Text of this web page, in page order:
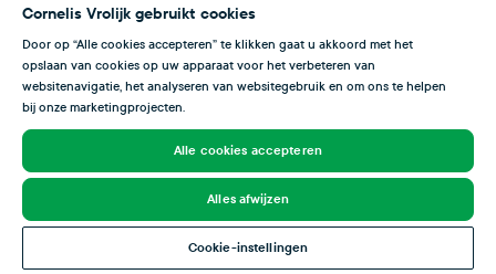
zijn verpakt in blokken van 2kg. Dankzij de zorgvuldige
kwaliteitscontrole kunnen wij een product van
uitstekende kwaliteit garanderen.
Cornelis Vrolijk gebruikt cookies
Door op “Alle cookies accepteren” te klikken gaat u akkoord met het
opslaan van cookies op uw apparaat voor het verbeteren van
websitenavigatie, het analyseren van websitegebruik en om ons te helpen
bij onze marketingprojecten.
Alle cookies accepteren
Alles afwijzen
Cookie-instellingen